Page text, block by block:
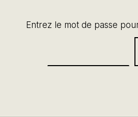
Entrez le mot de passe